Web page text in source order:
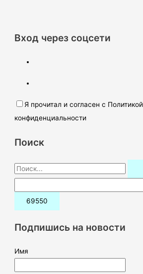
Вход через соцсети
Я прочитал и согласен с Политикой
конфиденциальности
Поиск
П
о
и
:Подпишись на новости
Имя